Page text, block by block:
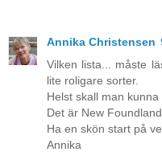
Annika Christensen
Vilken lista... måste
lite roligare sorter.
Helst skall man
Det är New
Ha en skön start på
Annika